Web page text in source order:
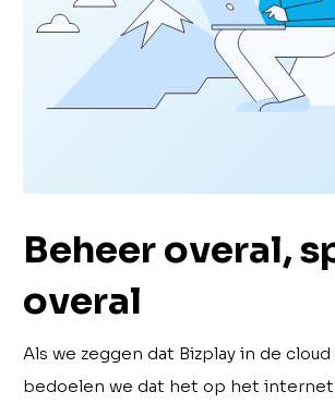
Beheer overal,
overal
Als we zeggen dat Bizplay in de cloud
bedoelen we dat het op het internet